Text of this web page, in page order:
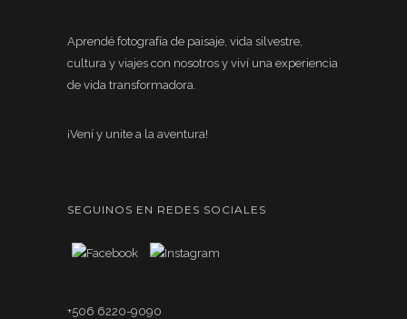
Aprendé fotografía de paisaje, vida silvestre,
cultura y viajes con nosotros y viví una experiencia
de vida transformadora.
¡Vení y unite a la aventura!
SEGUINOS EN REDES SOCIALES
+506 6220-9090